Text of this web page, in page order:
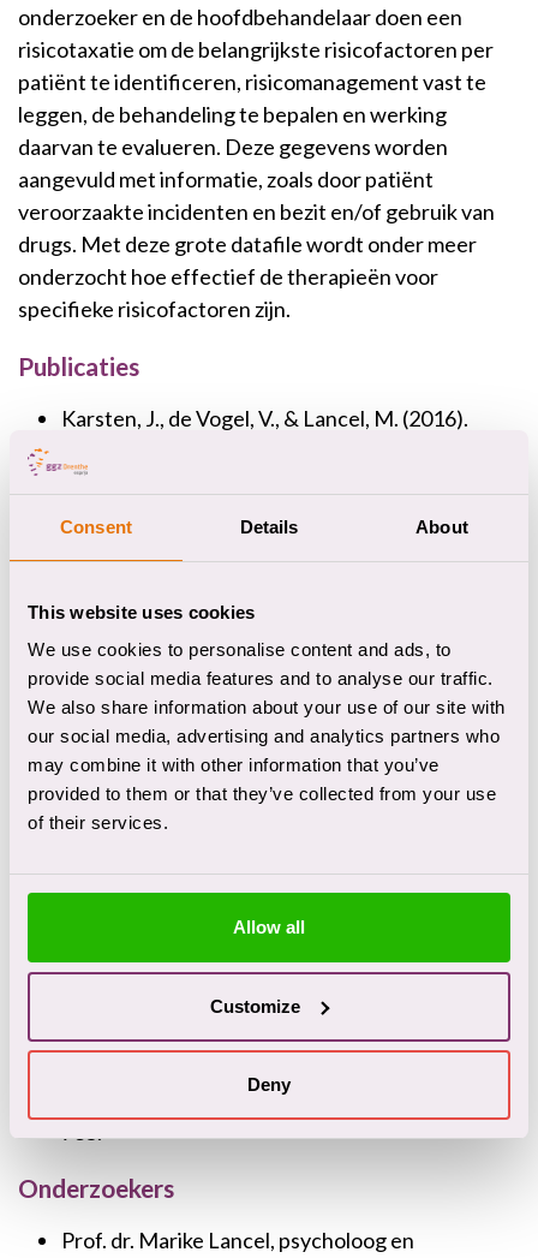
Consent Details About
This website uses cookies
We use cookies to personalise content and ads, to
provide social media features and to analyse our traffic.
We also share information about your use of our site with
our social media, advertising and analytics partners who
may combine it with other information that you’ve
provided to them or that they’ve collected from your use
of their services.
Allow all
Customize
Deny
onderzoeker en de hoofdbehandelaar doen een
risicotaxatie om de belangrijkste risicofactoren per
patiënt te identificeren, risicomanagement vast te
leggen, de behandeling te bepalen en werking
daarvan te evalueren. Deze gegevens worden
aangevuld met informatie, zoals door patiënt
veroorzaakte incidenten en bezit en/of gebruik van
drugs. Met deze grote datafile wordt onder meer
onderzocht hoe effectief de therapieën voor
specifieke risicofactoren zijn.
Publicaties
Karsten, J., de Vogel, V., & Lancel, M. (2016).
borderline personality disorder in forensic
psychiatry: A multicentre study. Psychology,
& Lancel, M. (2016). Violent women: A
multicentre study into gender differences in
forensic psychiatric patients. The Journal of
Forensic Psychiatry & Psychology, 27(2), 145-
168.
Karsten, J., Akkerman‐Bouwsema, G. J.,
Hagenauw, L. A., Gerlsma, C., & Lancel, M. (2019).
compared with clinician‐rated risk in a forensic
incidents. Criminal behaviour and mental
health, 29(5-6), 296-307.
Verkade, M., Karsten, J., & Koenraadt, F. (2021).
Conscience functioning and its developmental
Forensic Psychiatry & Psychology, 32(5), 715-
735.
Onderzoekers
Prof. dr. Marike Lancel, psycholoog en